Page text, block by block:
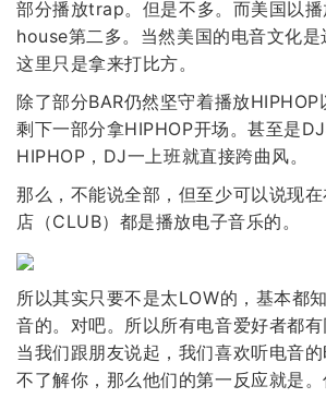
部分播放trap。但是不多。而美国以播
house第二多。当然美国的电音文化是
这里只是拿来打比方。
除了部分BAR仍然坚守着播放HIPHOP
剩下一部分拿HIPHOP开场。甚至是
HIPHOP，DJ一上班就直接跨曲风。
那么，不能说全部，但至少可以说现
店（CLUB）都是播放电子音乐的。
所以其实只要不是太LOW的，基本都
音的。对吧。所以所有电音爱好者都有
当我们跟朋友说起，我们喜欢听电音
不了解你，那么他们的第一反应就是。